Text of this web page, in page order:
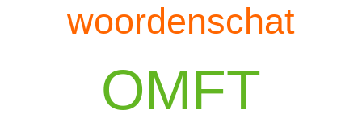
woordenschat
OMFT